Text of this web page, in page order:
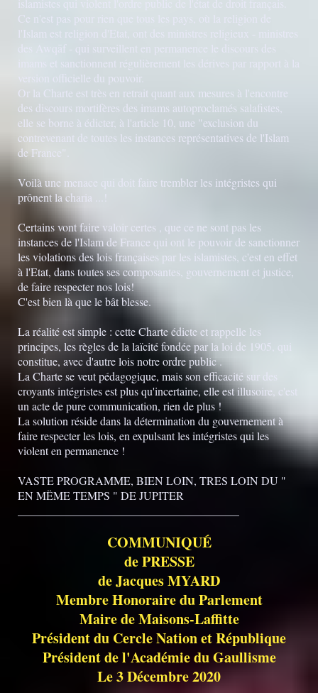
islamistes qui violent l'ordre public de l'état de droit français.
Ce n'est pas pour rien que tous les pays, où la religion de
l'Islam est religion d'Etat, ont des ministres religieux - ministres
des Awqāf - qui surveillent en permanence le discours des
imams et sanctionnent régulièrement les dérives par rapport à la
version officielle du pouvoir.
Or la Charte est très en retrait quant aux mesures à l'encontre
des discours mortifères des imams autoproclamés salafistes,
elle se borne à édicter, à l'article 10, une "exclusion du
contrevenant de toutes les instances représentatives de l'Islam
de France".
Voilà une menace qui doit faire trembler les intégristes qui
prônent la charia ...!
Certains vont faire valoir certes , que ce ne sont pas les
instances de l'Islam de France qui ont le pouvoir de sanctionner
les violations des lois françaises par les islamistes, c'est en effet
à l'Etat, dans toutes ses composantes, gouvernement et justice,
de faire respecter nos lois!
C'est bien là que le bât blesse.
La réalité est simple : cette Charte édicte et rappelle les
principes, les règles de la laïcité fondée par la loi de 1905, qui
constitue, avec d'autre lois notre ordre public .
La Charte se veut pédagogique, mais son efficacité sur des
croyants intégristes est plus qu'incertaine, elle est illusoire, c'est
un acte de pure communication, rien de plus !
La solution réside dans la détermination du gouvernement à
faire respecter les lois, en expulsant les intégristes qui les
violent en permanence !
VASTE PROGRAMME, BIEN LOIN, TRES LOIN DU "
EN MËME TEMPS " DE JUPITER
COMMUNIQUÉ
de PRESSE
de Jacques MYARD
Membre Honoraire du Parlement
Maire de Maisons-Laffitte
Président du Cercle Nation et République
Président de l'Académie du Gaullisme
Le 3 Décembre 2020